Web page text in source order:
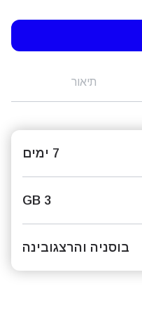
תיאור
7 ימים
3 GB
בוסניה והרצגובינה